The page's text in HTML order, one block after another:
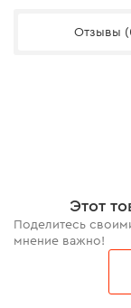
Отзывы
Этот
Поделитесь
мнение важно!